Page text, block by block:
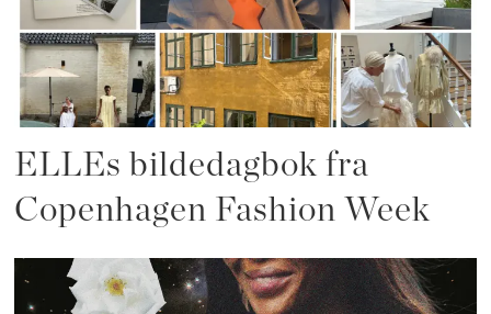
ELLEs bildedagbok fra
Copenhagen Fashion Week